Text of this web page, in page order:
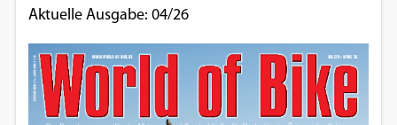
Aktuelle Ausgabe: 04/26